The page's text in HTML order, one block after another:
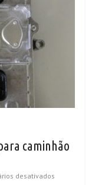
caminhão
desativados